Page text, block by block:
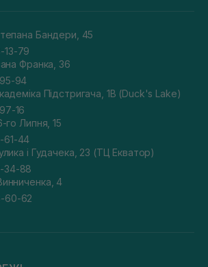
Бандери, 45
13-79
Франка, 36
94
Підстригача, 1В (Duck's Lake)
16
го Липня, 15
61-44
і Гудачека, 23 (ТЦ Екватор)
34-88
4
60-62